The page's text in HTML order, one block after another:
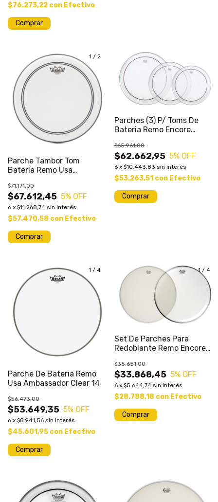
$76.273,22 con Efectivo
1 / 2
Parche Tambor Tom
Bateria Remo Usa
$67.612,45
$71.171,00
5% OFF
6 x $11.268,74 sin interés
$57.470,58 con Efectivo
Parches (3) P/ Toms De
Bateria Remo Encore
$62.662,95
$65.961,00
5% OFF
6 x $10.443,83 sin interés
$53.263,51 con Efectivo
1 / 4
Parche De Bateria Remo
Usa Ambassador Clear 14
$53.649,35
$56.473,00
5% OFF
6 x $8.941,56 sin interés
$45.601,95 con Efectivo
1 / 4
Set De Parches Para
Redoblante Remo Encore
$33.868,45
$35.651,00
5% OFF
6 x $5.644,74 sin interés
$28.788,18 con Efectivo